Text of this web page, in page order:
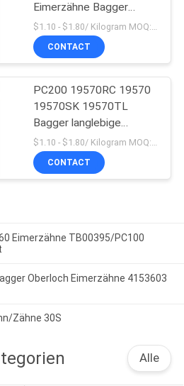
Eimerzähne Bagger
Massenproduktion
$1.10 - $1.80/ Kilogram MOQ:100 Kilogram/Kilograms
CONTACT
PC200 19570RC 19570
19570SK 19570TL
Bagger langlebige
Eimerzähne für Komatsu
CONTACT
Eimerzähne TB00395/PC100
Oberloch Eimerzähne 4153603
Zähne 30S
Alle